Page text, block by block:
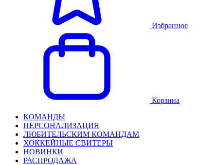
Избранное
Корзина
КОМАНДЫ
ПЕРСОНАЛИЗАЦИЯ
ЛЮБИТЕЛЬСКИМ КОМАНДАМ
ХОККЕЙНЫЕ СВИТЕРЫ
НОВИНКИ
РАСПРОДАЖА